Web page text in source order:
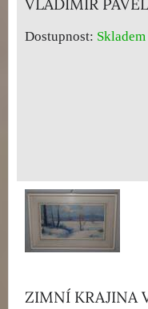
VLADIMÍR
Dostupnost: Skladem
ZIMNÍ KRAJINA